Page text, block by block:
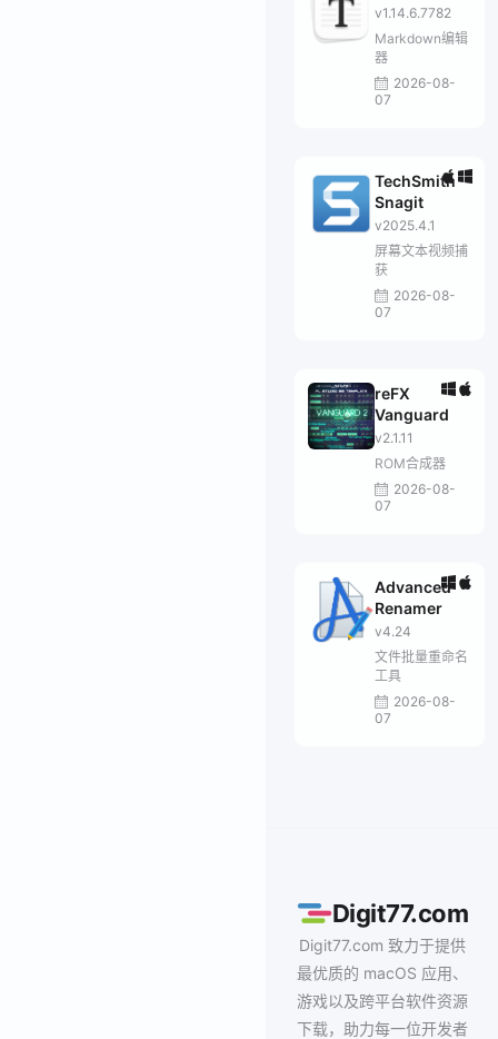
v1.14.6.7782
Markdown编辑
器
2026-08-
07
TechSmith
Snagit
v2025.4.1
屏幕文本视频捕
获
2026-08-
07
reFX
Vanguard
v2.1.11
ROM合成器
2026-08-
07
Advanced
Renamer
v4.24
文件批量重命名
工具
2026-08-
07
Digit77.com
Digit77.com 致力于提供
最优质的 macOS 应用、
游戏以及跨平台软件资源
下载，助力每一位开发者